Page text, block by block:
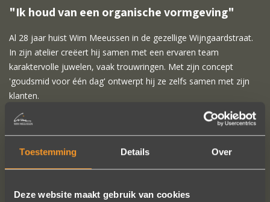
Toestemming Details Over
Deze website maakt gebruik van cookies
"Ik houd van een organische vormgeving"
Al 28 jaar huist Wim Meeussen in de gezellige Wijngaardstraat.
In zijn atelier creëert hij samen met een ervaren team
karaktervolle juwelen, vaak trouwringen. Met zijn concept
'goudsmid voor één dag' ontwerpt hij ze zelfs samen met zijn
klanten.
"Ik onderscheid me van de anderen door mijn persoonlijke
service. Zet me niet in een winkel in een strak pak. Ik wil mensen
daadwerkelijk een blik achter de schermen van mijn atelier